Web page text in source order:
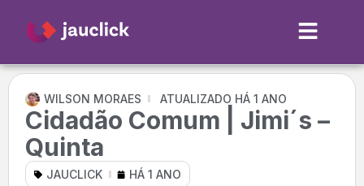
WILSON MORAES ATUALIZADO HÁ 1 ANO
Cidadão Comum | Jimi´s –
Quinta
JAUCLICK HÁ 1 ANO